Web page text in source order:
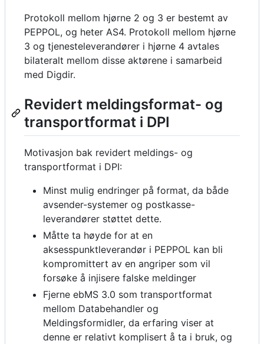
Protokoll mellom hjørne 2 og 3 er bestemt av
PEPPOL, og heter AS4. Protokoll mellom hjørne
3 og tjenesteleverandører i hjørne 4 avtales
bilateralt mellom disse aktørene i samarbeid
med Digdir.
Revidert meldingsformat- og
transportformat i DPI
Motivasjon bak revidert meldings- og
transportformat i DPI:
Minst mulig endringer på format, da både
avsender-systemer og postkasse-
leverandører støttet dette.
Måtte ta høyde for at en
aksesspunktleverandør i PEPPOL kan bli
kompromittert av en angriper som vil
forsøke å injisere falske meldinger
Fjerne ebMS 3.0 som transportformat
mellom Databehandler og
Meldingsformidler, da erfaring viser at
denne er relativt komplisert å ta i bruk, og